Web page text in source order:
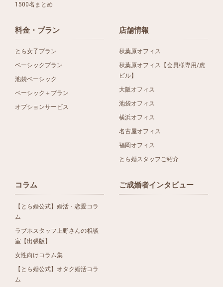
1500名まとめ
料金・プラン
とら女子プラン
ベーシックプラン
池袋ベーシック
ベーシック＋プラン
オプションサービス
店舗情報
秋葉原オフィス
秋葉原オフィス【会員様専用/虎
ビル】
大阪オフィス
池袋オフィス
横浜オフィス
名古屋オフィス
福岡オフィス
とら婚スタッフご紹介
コラム
【とら婚公式】婚活・恋愛コラ
ム
ラブホスタッフ上野さんの相談
室【出張版】
女性向けコラム集
【とら婚公式】オタク婚活コラ
ム
ご成婚者インタビュー